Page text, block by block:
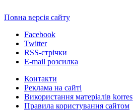
Повна версія сайту
Facebook
Twitter
RSS-стрічки
E-mail розсилка
Контакти
Реклама на сайті
Використання матеріалів
Правила користування сайтом